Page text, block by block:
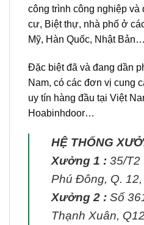
công trình công nghiệp và
cư, Biệt thự, nhà phố ở
Mỹ, Hàn Quốc, Nhật Bản…
Đặc biệt đã và đang dần
Nam, có các đơn vị cung
uy tín hàng đầu tại Việt
Hoabinhdoor…
HỆ THỐNG
Xưởng 1 : 35/T2
Phú Đông, Q.
Xưởng 2 : Số
Thạnh Xuân,